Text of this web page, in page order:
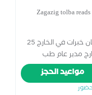
Zagazig tolba
بكالوريوس طب وجراحه الفم والأسنان خبرات في الخارج 25
مدير عام طب
إدارة الطب الوقائي
مواعيد الحجز